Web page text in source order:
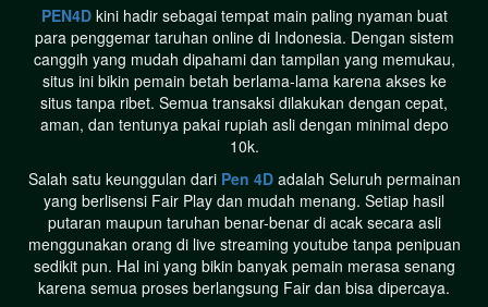
PEN4Dkini hadir sebagai tempat main paling nyaman buat
para penggemar taruhan online di Indonesia. Dengan sistem
canggih yang mudah dipahami dan tampilan yang memukau,
situs ini bikin pemain betah berlama-lama karena akses ke
situs tanpa ribet. Semua transaksi dilakukan dengan cepat,
aman, dan tentunya pakai rupiah asli dengan minimal depo
10k.
Salah satu keunggulan dari Pen 4Dadalah Seluruh permainan
yang berlisensi Fair Play dan mudah menang. Setiap hasil
putaran maupun taruhan benar-benar di acak secara asli
menggunakan orang di live streaming youtube tanpa penipuan
sedikit pun. Hal ini yang bikin banyak pemain merasa senang
karena semua proses berlangsung Fair dan bisa dipercaya.